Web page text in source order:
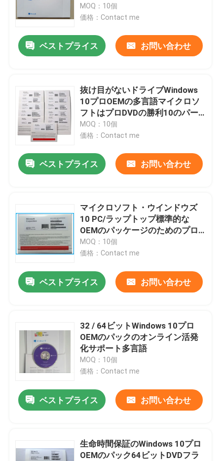
MOQ：10個
価格：Contact me
ベストプライス お問い合わせ
抜け目がないドライブWindows
10プロOEMの多言語マイクロソ
フトはプロDVDの勝利10のパー
トナーを証明しました
MOQ：10個
価格：Contact me
ベストプライス お問い合わせ
マイクロソフト・ウインドウズ
10 PC/ラップトップ標準的な
OEMのパッケージのためのプロ
OEMのキー
MOQ：10個
価格：Contact me
ベストプライス お問い合わせ
32 / 64ビットWindows 10プロ
OEMのパックのオンライン活発
化サポート多言語
MOQ：10個
価格：Contact me
ベストプライス お問い合わせ
生命時間保証のWindows 10プロ
OEMのパック64ビットDVDフラ